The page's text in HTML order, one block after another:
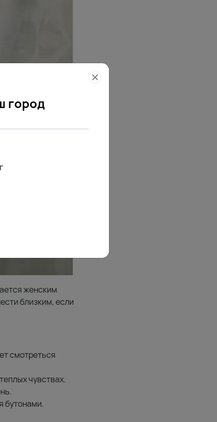
женским
близким, если
смотреться
чувствах.
бутонами.
город